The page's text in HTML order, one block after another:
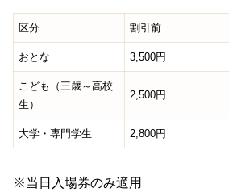
区分 割引前
おとな 3,500円
こども（三歳～高校
生）
2,500円
大学・専門学生 2,800円
※当日入場券のみ適用